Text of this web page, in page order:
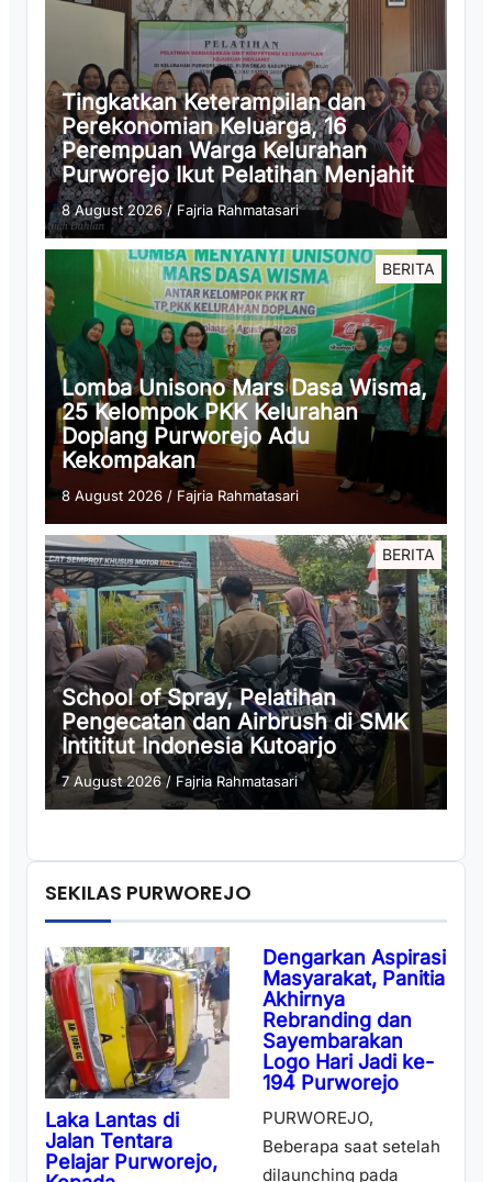
Tingkatkan Keterampilan dan
Perekonomian Keluarga, 16
Perempuan Warga Kelurahan
Purworejo Ikut Pelatihan Menjahit
8 August 2026/ Fajria Rahmatasari
BERITA
Lomba Unisono Mars Dasa Wisma,
25 Kelompok PKK Kelurahan
Doplang Purworejo Adu
Kekompakan
8 August 2026 / Fajria Rahmatasari
BERITA
School of Spray, Pelatihan
Pengecatan dan Airbrush di SMK
Intititut Indonesia Kutoarjo
7 August 2026/ Fajria Rahmatasari
SEKILAS PURWOREJO
Laka Lantas di
Jalan Tentara
Pelajar Purworejo,
Dengarkan Aspirasi
Masyarakat, Panitia
Akhirnya
Rebranding dan
Sayembarakan
Logo Hari Jadi ke-
194 Purworejo
PURWOREJO,
Beberapa saat setelah
dilaunching pada